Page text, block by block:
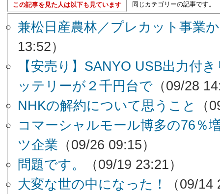
この記事を見た人は以下も見ています 同じカテゴリーの記事です。
兼松日産農林／プレカット事業
13:52）
【安売り】SANYO USB出力付
ッテリーが２千円台で （09/28
NHKの解約について思うこと
（
コマーシャルモール博多の76
ツ企業 （09/26 09:15）
問題です。
（09/19 23:21）
大変な世の中になった！
（09/